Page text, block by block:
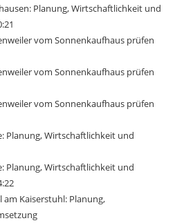
Planung, Wirtschaftlichkeit und
vom Sonnenkaufhaus prüfen
vom Sonnenkaufhaus prüfen
vom Sonnenkaufhaus prüfen
Planung, Wirtschaftlichkeit und
Planung, Wirtschaftlichkeit und
Kaiserstuhl: Planung,